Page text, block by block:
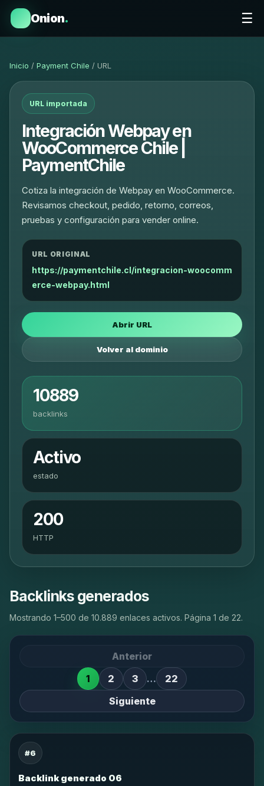
Onion. ☰
Inicio / Payment Chile / URL
URL importada
Integración Webpay en
WooCommerce Chile |
PaymentChile
Cotiza la integración de Webpay en WooCommerce.
Revisamos checkout, pedido, retorno, correos,
pruebas y configuración para vender online.
URL ORIGINAL
https://paymentchile.cl/integracion-woocomm
erce-webpay.html
Abrir URL
Volver al dominio
10889
backlinks
Activo
estado
200
HTTP
Backlinks generados
Mostrando 1–500 de 10.889 enlaces activos. Página 1 de 22.
Anterior
1
2 3 …
22
Siguiente
#6
Backlink generado 06